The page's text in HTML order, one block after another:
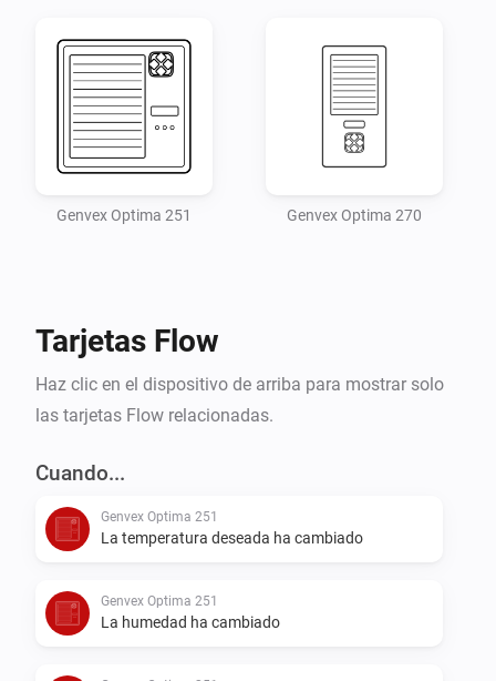
Genvex Optima 251 Genvex Optima 270
Tarjetas Flow
Haz clic en el dispositivo de arriba para mostrar solo
las tarjetas Flow relacionadas.
Cuando...
Genvex Optima 251
La temperatura deseada ha cambiado
Genvex Optima 251
La humedad ha cambiado